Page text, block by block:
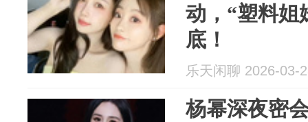
动，“塑料姐
底！
乐天闲聊 2026-03-
杨幂深夜密